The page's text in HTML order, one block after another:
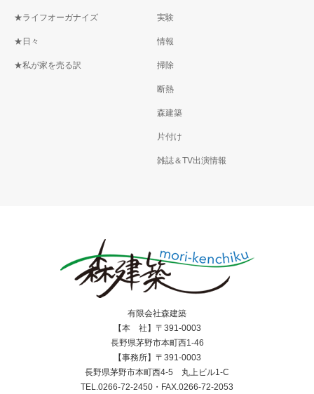
★ライフオーガナイズ
★日々
★私が家を売る訳
実験
情報
掃除
断熱
森建築
片付け
雑誌＆TV出演情報
有限会社森建築
【本 社】〒391-0003
長野県茅野市本町西1-46
【事務所】〒391-0003
長野県茅野市本町西4-5 丸上ビル1-C
TEL.0266-72-2450・FAX.0266-72-2053